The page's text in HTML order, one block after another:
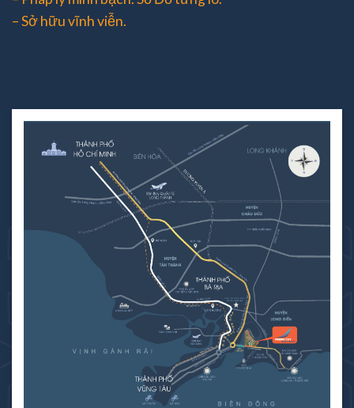
– Sở hữu vĩnh viễn.